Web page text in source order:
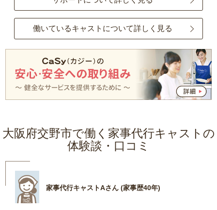
働いているキャストについて詳しく見る
大阪府交野市で働く家事代行キャストの
体験談・口コミ
家事代行キャストAさん (家事歴40年)